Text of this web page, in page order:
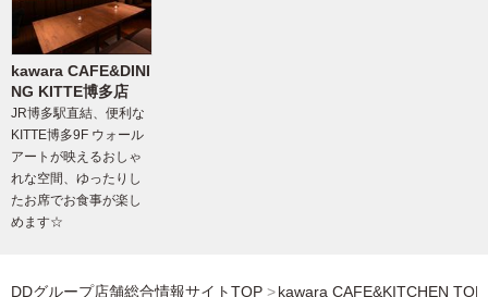
kawara CAFE&DINI
NG KITTE博多店
JR博多駅直結、便利な
KITTE博多9F ウォール
アートが映えるおしゃ
れな空間、ゆったりし
たお席でお食事が楽し
めます☆
DDグループ店舗総合情報サイトTOP kawara CAFE&KITCHEN TOP